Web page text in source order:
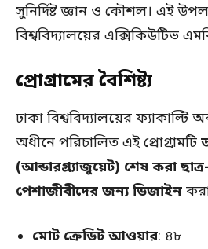
সুনির্দিষ্ট জ্ঞান ও কৌশল। এই
বিশ্ববিদ্যালয়ের এক্সিকিউটিভ
প্রোগ্রামের বৈশিষ্ট্য
ঢাকা বিশ্ববিদ্যালয়ের
অধীনে পরিচালিত এই প্রোগ্রামটি
(আন্ডারগ্র্যাজুয়েট) শেষ করা
পেশাজীবীদের জন্য ডিজাইন
মোট ক্রেডিট আওয়ার: ৪৮